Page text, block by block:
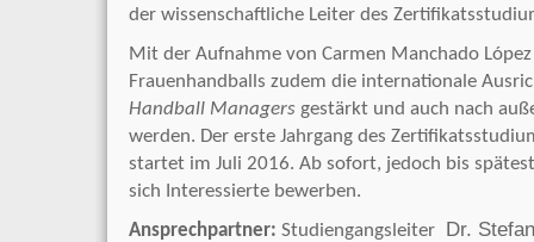
der wissenschaftliche Leiter des
Mit der Aufnahme von Carmen Manchado
Frauenhandballs zudem die internationale
Handball Managers gestärkt und auch nach
werden. Der erste Jahrgang des
startet im Juli 2016. Ab sofort, jedoch bis
sich Interessierte bewerben.
Ansprechpartner: Studiengangsleiter Dr.